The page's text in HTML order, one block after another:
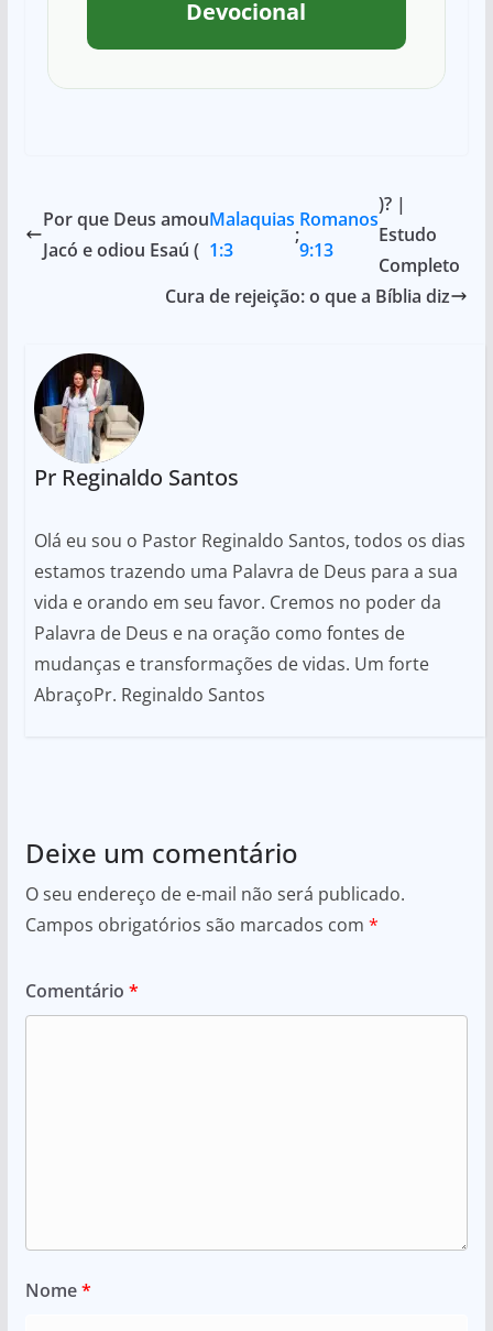
Devocional
Por que Deus amou
Jacó e odiou Esaú (
Malaquias
1:3
;
Romanos
9:13
)? |
Estudo
Completo
Cura de rejeição: o que a Bíblia diz
Pr Reginaldo Santos
Olá eu sou o Pastor Reginaldo Santos, todos os dias
estamos trazendo uma Palavra de Deus para a sua
vida e orando em seu favor. Cremos no poder da
Palavra de Deus e na oração como fontes de
mudanças e transformações de vidas. Um forte
AbraçoPr. Reginaldo Santos
Deixe um comentário
O seu endereço de e-mail não será publicado.
Campos obrigatórios são marcados com *
Comentário *
Nome*